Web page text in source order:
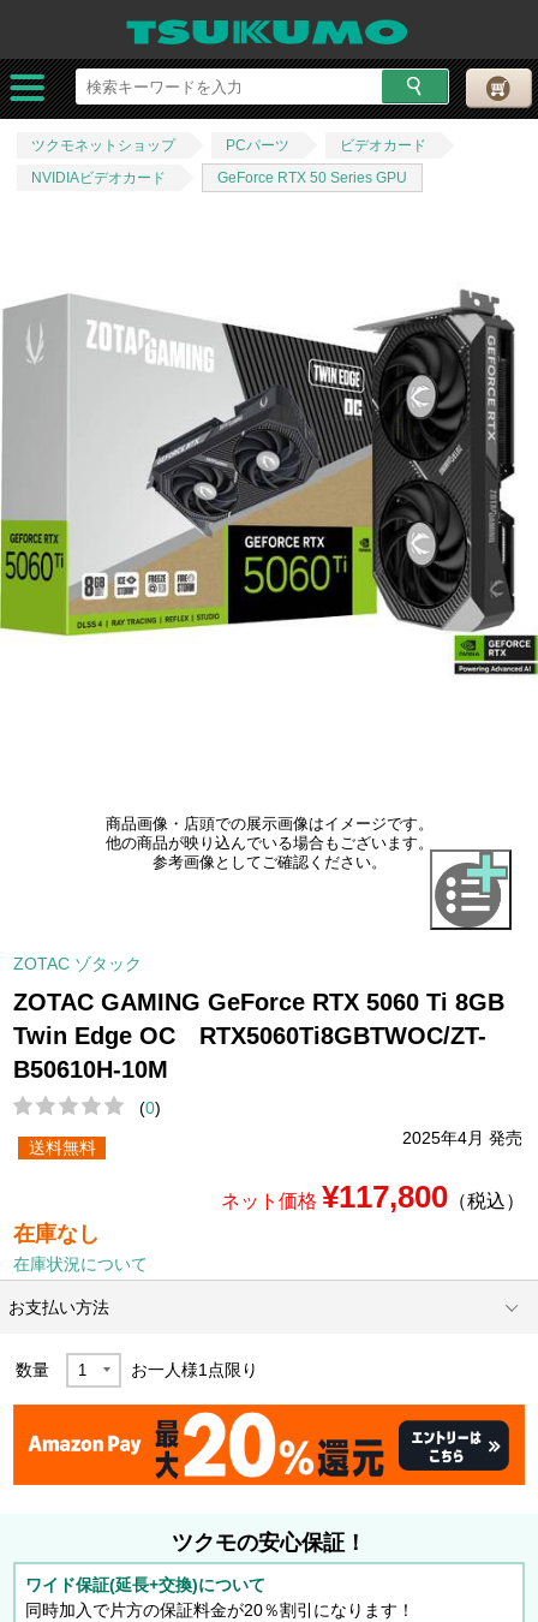
ツクモネットショップ PCパーツ
ビデオカード
NVIDIAビデオカード
GeForce RTX 50 Series GPU
商品画像・店頭での展示画像はイメージです。
他の商品が映り込んでいる場合もございます。
参考画像としてご確認ください。
ZOTAC ゾタック
ZOTAC GAMING GeForce RTX 5060 Ti 8GB
Twin Edge OC RTX5060Ti8GBTWOC/ZT-
B50610H-10M
(0)
2025年4月 発売
送料無料
ネット価格 ¥117,800（税込）
在庫なし
在庫状況について
お支払い方法
数量 お一人様1点限り
ツクモの安心保証！
ワイド保証(延長+交換)について
同時加入で片方の保証料金が20％割引になります！